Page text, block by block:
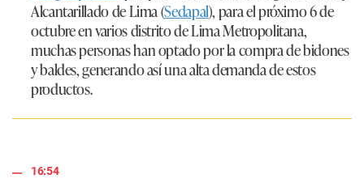
Alcantarillado de Lima (Sedapal), para el próximo 6 de
octubre en varios distrito de Lima Metropolitana,
muchas personas han optado por la compra de bidones
y baldes, generando así una alta demanda de estos
productos.
16:54